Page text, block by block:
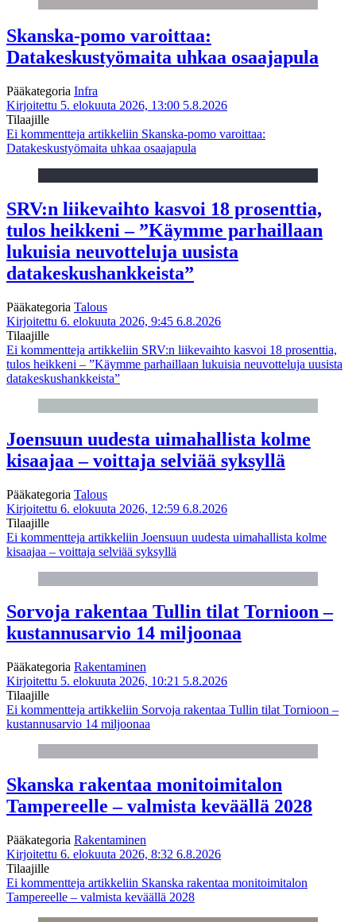
Skanska-pomo varoittaa:
Datakeskustyömaita uhkaa osaajapula
Pääkategoria Infra
Kirjoitettu 5. elokuuta 2026, 13:00 5.8.2026
Tilaajille
Ei kommentteja artikkeliin Skanska-pomo varoittaa:
Datakeskustyömaita uhkaa osaajapula
SRV:n liikevaihto kasvoi 18 prosenttia,
tulos heikkeni – ”Käymme parhaillaan
lukuisia neuvotteluja uusista
datakeskushankkeista”
Pääkategoria Talous
Kirjoitettu 6. elokuuta 2026, 9:45 6.8.2026
Tilaajille
Ei kommentteja artikkeliin SRV:n liikevaihto kasvoi 18 prosenttia,
tulos heikkeni – ”Käymme parhaillaan lukuisia neuvotteluja uusista
datakeskushankkeista”
Joensuun uudesta uimahallista kolme
kisaajaa – voittaja selviää syksyllä
Pääkategoria Talous
Kirjoitettu 6. elokuuta 2026, 12:59 6.8.2026
Tilaajille
Ei kommentteja artikkeliin Joensuun uudesta uimahallista kolme
kisaajaa – voittaja selviää syksyllä
Sorvoja rakentaa Tullin tilat Tornioon –
kustannusarvio 14 miljoonaa
Pääkategoria Rakentaminen
Kirjoitettu 5. elokuuta 2026, 10:21 5.8.2026
Tilaajille
Ei kommentteja artikkeliin Sorvoja rakentaa Tullin tilat Tornioon –
kustannusarvio 14 miljoonaa
Skanska rakentaa monitoimitalon
Tampereelle – valmista keväällä 2028
Pääkategoria Rakentaminen
Kirjoitettu 6. elokuuta 2026, 8:32 6.8.2026
Tilaajille
Ei kommentteja artikkeliin Skanska rakentaa monitoimitalon
Tampereelle – valmista keväällä 2028